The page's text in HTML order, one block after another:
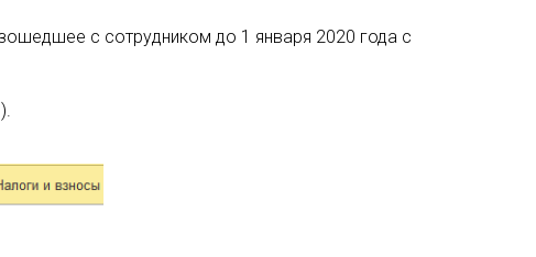
с сотрудником до 1 января 2020 года с